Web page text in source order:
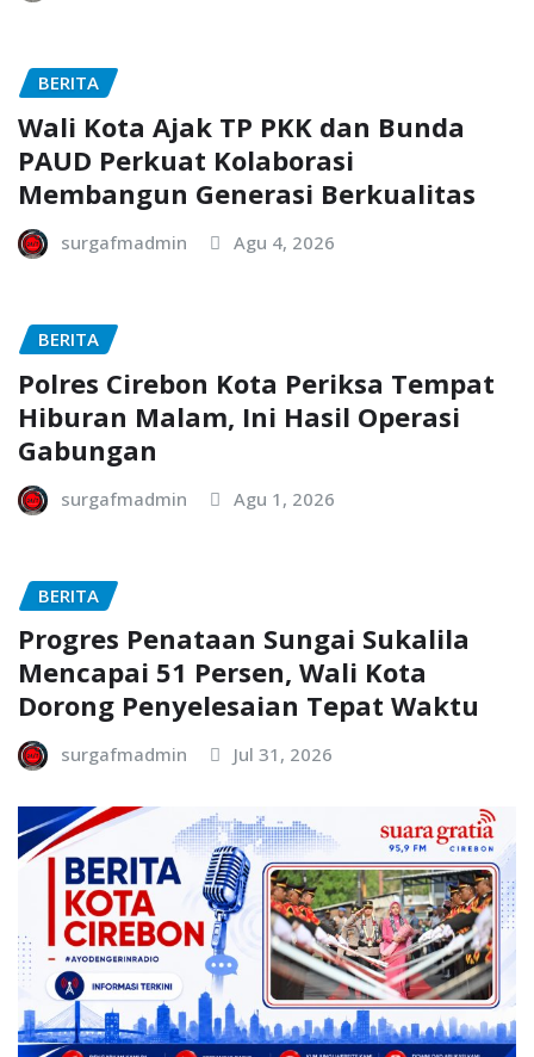
BERITA
Wali Kota Ajak TP PKK dan Bunda
PAUD Perkuat Kolaborasi
Membangun Generasi Berkualitas
surgafmadmin Agu 4, 2026
BERITA
Polres Cirebon Kota Periksa Tempat
Hiburan Malam, Ini Hasil Operasi
Gabungan
surgafmadmin Agu 1, 2026
BERITA
Progres Penataan Sungai Sukalila
Mencapai 51 Persen, Wali Kota
Dorong Penyelesaian Tepat Waktu
surgafmadmin Jul 31, 2026